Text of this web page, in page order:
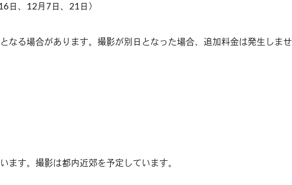
日、 12月 7 日、 21 日）
なる場合があります。撮影が別日となった場合、追加料金は発生しませ
ます。撮影は都内近郊を予定しています。